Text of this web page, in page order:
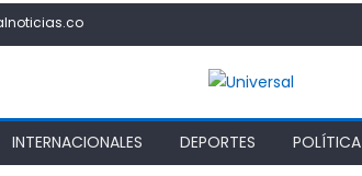
INTERNACIONALES DEPORTES POLÍTICA